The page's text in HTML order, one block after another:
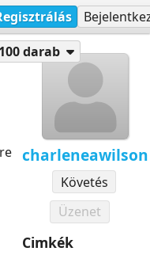
charleneawilson
Követés
Üzenet
Cimkék
darab